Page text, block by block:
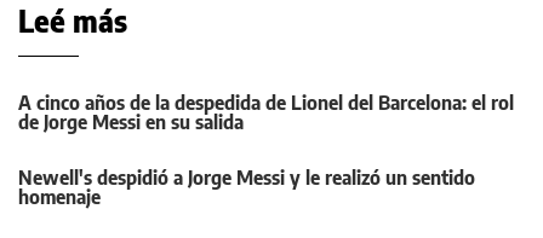
Leé más
A cinco años de la despedida de Lionel del Barcelona: el rol
de Jorge Messi en su salida
Newell's despidió a Jorge Messi y le realizó un sentido
homenaje